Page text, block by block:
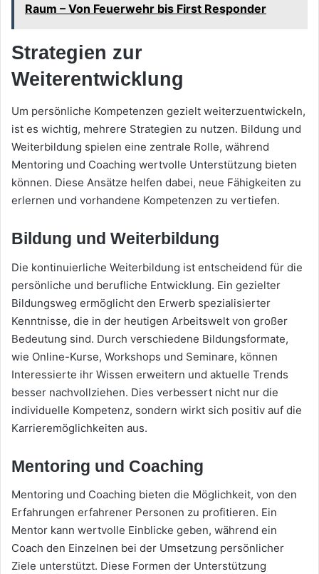
Raum – Von Feuerwehr bis First Responder
Strategien zur
Weiterentwicklung
Um persönliche Kompetenzen gezielt weiterzuentwickeln,
ist es wichtig, mehrere Strategien zu nutzen. Bildung und
Weiterbildung spielen eine zentrale Rolle, während
Mentoring und Coaching wertvolle Unterstützung bieten
können. Diese Ansätze helfen dabei, neue Fähigkeiten zu
erlernen und vorhandene Kompetenzen zu vertiefen.
Bildung und Weiterbildung
Die kontinuierliche Weiterbildung ist entscheidend für die
persönliche und berufliche Entwicklung. Ein gezielter
Bildungsweg ermöglicht den Erwerb spezialisierter
Kenntnisse, die in der heutigen Arbeitswelt von großer
Bedeutung sind. Durch verschiedene Bildungsformate,
wie Online-Kurse, Workshops und Seminare, können
Interessierte ihr Wissen erweitern und aktuelle Trends
besser nachvollziehen. Dies verbessert nicht nur die
individuelle Kompetenz, sondern wirkt sich positiv auf die
Karrieremöglichkeiten aus.
Mentoring und Coaching
Mentoring und Coaching bieten die Möglichkeit, von den
Erfahrungen erfahrener Personen zu profitieren. Ein
Mentor kann wertvolle Einblicke geben, während ein
Coach den Einzelnen bei der Umsetzung persönlicher
Ziele unterstützt. Diese Formen der Unterstützung